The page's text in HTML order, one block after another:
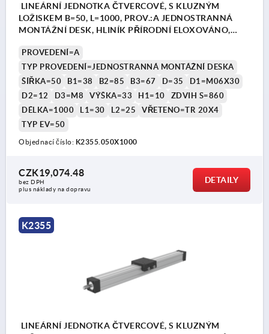
LINEÁRNÍ JEDNOTKA ČTVERCOVÉ, S KLUZNÝM
LOŽISKEM B=50, L=1000, PROV.:A JEDNOSTRANNÁ
MONTÁŽNÍ DESK, HLINÍK PŘÍRODNÍ ELOXOVÁNO,
PROVEDENÍ=A
TYP PROVEDENÍ=JEDNOSTRANNÁ MONTÁŽNÍ DESKA
ŠÍŘKA=50
B1=38 B2=85 B3=67 D=35
D1=M06X30
D2=12
D3=M8 VÝŠKA=33 H1=10
ZDVIH S=860
DÉLKA=1000
L1=30 L2=25
VŘETENO=TR 20X4
TYP EV=50
Objednací číslo: K2355.050X1000
CZK19,074.48
bez DPH
plus náklady na dopravu
DETAILY
K2355
LINEÁRNÍ JEDNOTKA ČTVERCOVÉ, S KLUZNÝM